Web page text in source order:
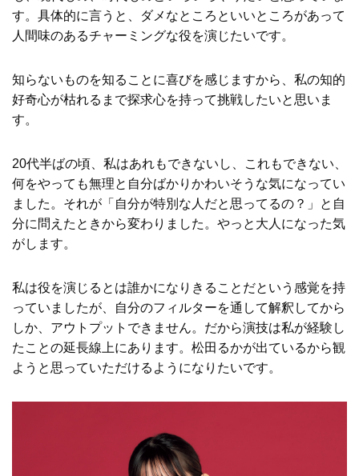
す。具体的に言うと、ダメなところといいところがあって
人間味のあるチャーミングな役を演じたいです。
知らないものを知ることに喜びを感じますから、私の知的
好奇心が枯れるまで探求心を持って挑戦したいと思いま
す。
20代半ばの頃、私はあれもできないし、これもできない、
何をやっても無理と自分ばかりかわいそうな気になってい
ました。それが「自分が特別な人だと思ってるの？」と自
分に問えたときから変わりました。やっと大人になった気
がします。
私は役を演じるとは誰かになりきることだという感覚を持
っていましたが、自分のフィルターを通して解釈してから
しか、アウトプットできません。だから演技は私が経験し
たことの延長線上にあります。松田るかが出ているから観
ようと思っていただけるようになりたいです。